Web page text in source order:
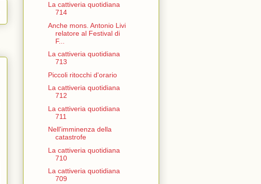
La cattiveria quotidiana
714
Anche mons. Antonio Livi
relatore al Festival di
F...
La cattiveria quotidiana
713
Piccoli ritocchi d'orario
La cattiveria quotidiana
712
La cattiveria quotidiana
711
Nell'imminenza della
catastrofe
La cattiveria quotidiana
710
La cattiveria quotidiana
709